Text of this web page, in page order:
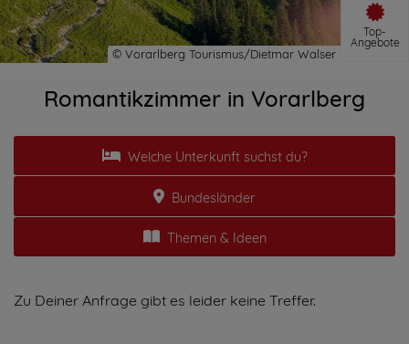
Top-
Angebote
Romantikzimmer in Vorarlberg
Welche Unterkunft suchst du?
Bundesländer
Themen & Ideen
Zu Deiner Anfrage gibt es leider keine Treffer.